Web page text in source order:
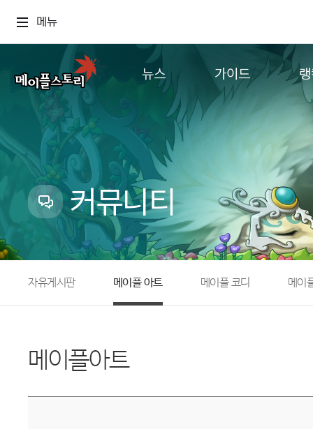
메뉴
뉴스
업데이트
이벤트
캐시샵 공지
메이플 알림판
with maple
가이드
추가정보
컨텐
커뮤니티
자유게시판 메이플 아트 메이플 코디 메이
메이플아트